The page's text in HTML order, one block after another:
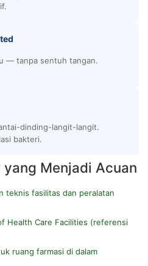
— tanpa sentuh tangan.
dinding-langit-langit.
bakteri.
Menjadi Acuan
teknis fasilitas dan peralatan
Health Care Facilities (referensi
ruang farmasi di dalam